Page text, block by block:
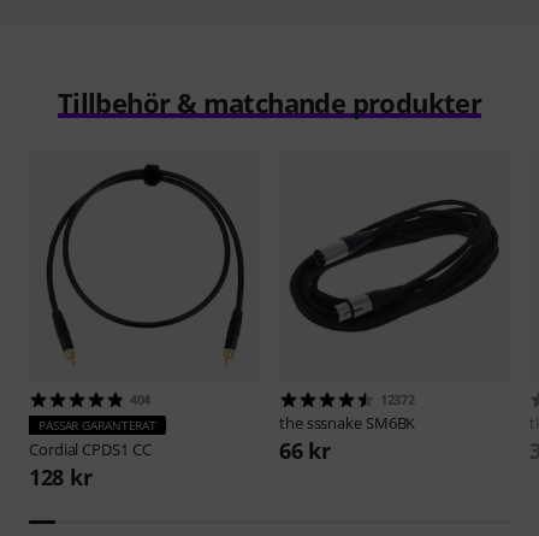
Tillbehör & matchande produkter
404
PASSAR GARANTERAT
Cordial CPDS1 CC
128 kr
12372
the sssnake SM6BK
66 kr